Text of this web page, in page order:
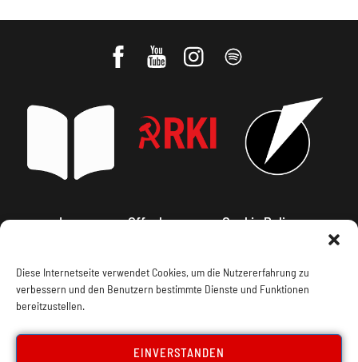
Diese Internetseite verwendet Cookies, um die Nutzererfahrung zu
verbessern und den Benutzern bestimmte Dienste und Funktionen
bereitzustellen.
EINVERSTANDEN
Impressum, Offenlegung Cookie Policy
Datenschutz Kontakt